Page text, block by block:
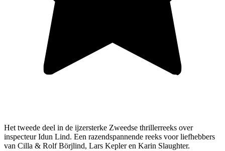
Het tweede deel in de ijzersterke Zweedse thrillerreeks over
inspecteur Idun Lind. Een razendspannende reeks voor liefhebbers
van Cilla & Rolf Börjlind, Lars Kepler en Karin Slaughter.